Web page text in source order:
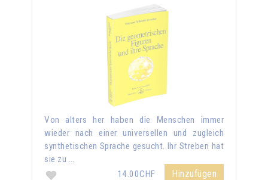
Von alters her haben die Menschen immer
wieder nach einer universellen und zugleich
synthetischen Sprache gesucht. Ihr Streben hat
sie zu …
14.00CHF
Hinzufügen